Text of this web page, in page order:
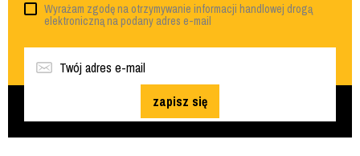
Wyrażam zgodę na otrzymywanie informacji handlowej drogą
elektroniczną na podany adres e-mail
zapisz się